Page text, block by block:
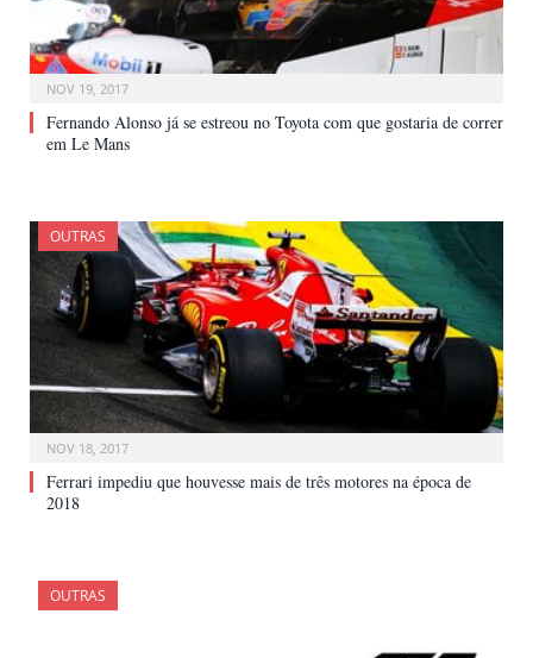
NOV 19, 2017
Fernando Alonso já se estreou no Toyota com que gostaria de correr
em Le Mans
OUTRAS
NOV 18, 2017
Ferrari impediu que houvesse mais de três motores na época de
2018
OUTRAS